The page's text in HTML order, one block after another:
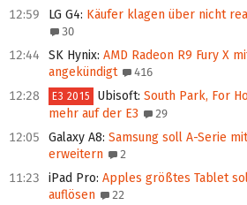
12:59 LG G4: Käufer klagen über nicht
30
12:44 SK Hynix: AMD Radeon R9 Fury X
angekündigt
416
12:28 E3 2015 Ubisoft: South Park, For
mehr auf der E3
29
12:05 Galaxy A8: Samsung soll A-Serie
erweitern
2
11:23 iPad Pro: Apples größtes Tablet
auflösen
22